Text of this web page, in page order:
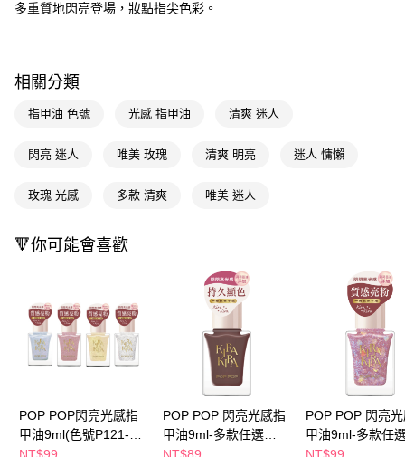
【關於「AFTEE先享後付」】
２．便利：只要手機號碼，簡訊認證，即可結帳。
１．於結帳方式選擇「AFTEE先享後付」後，將跳轉至「AFTEE先享後付」
３．收到繳費通知簡訊後14天內，點擊此簡訊中的連結，可透過四大超商／
購買商品的店家。未經商家同意取消之訂單仍視為有效，需透過AFTEE先享
※ 交易是否成功請以「AFTEE先享後付 」之結帳頁面顯示為準，若有關於
是否繳費成功／繳費後需取消欲退款等相關疑問，請聯繫「AFTEE先享後付
客戶支援中心」https://netprotections.freshdesk.com/support/home
【注意事項】
１．透過由恩沛科技股份有限公司提供之「AFTEE先享後付」服務完成之交
易，需依本服務之必要範圍內提供個人資料，並將交易相關給付款項請求債
２．關於個人資料處理事宜，請瀏覽以下網址：
https://aftee.tw/terms/#terms3
３．未成年的使用者請事先徵得法定代理人或監護人之同意方可使用
運送方式
全家取貨付款
付款後全家取貨
每筆NT$65，滿NT$390(含以上)免運費
每筆NT$65，滿NT$490(含以上)免運費
每筆NT$65，滿NT$490(含以上)免運費
7-11取貨付款
每筆NT$65，滿NT$490(含以上)免運費
每筆NT$65，滿NT$490(含以上)免運費
宅配(本島)
多重質地閃亮登場，妝點指尖色彩。
相關分類
指甲油 色號 光感 指甲油 清爽 迷人
閃亮 迷人 唯美 玫瑰 清爽 明亮 迷人 慵懶
玫瑰 光感 多款 清爽 唯美 迷人
🔻你可能會喜歡
POP POP閃亮光感指
甲油9ml(色號P121-
124)-多款任選
NT$99
POP POP 閃亮光感指
甲油9ml-多款任選
(P102-110)
NT$89
POP POP 閃亮
甲油9ml-多款任
(P111-115)
NT$99